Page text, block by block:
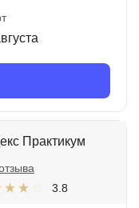
Практикум
3.8